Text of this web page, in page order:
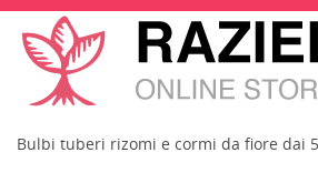
Bulbi tuberi rizomi e cormi da fiore dai